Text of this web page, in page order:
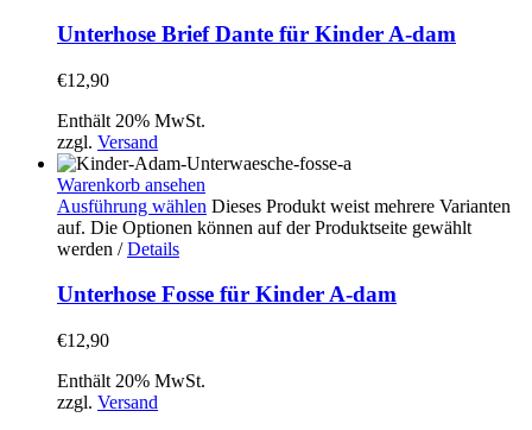
Unterhose Brief Dante für Kinder A-dam
€12,90
Enthält 20% MwSt.
zzgl. Versand
Warenkorb ansehen
Ausführung wählen Dieses Produkt weist mehrere Varianten
auf. Die Optionen können auf der Produktseite gewählt
werden / Details
Unterhose Fosse für Kinder A-dam
€12,90
Enthält 20% MwSt.
zzgl. Versand